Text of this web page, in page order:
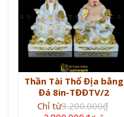
Thần Tài Thổ Địa bằng
Đá 8in-TĐĐTV/2
Chỉ từ3.200.000₫